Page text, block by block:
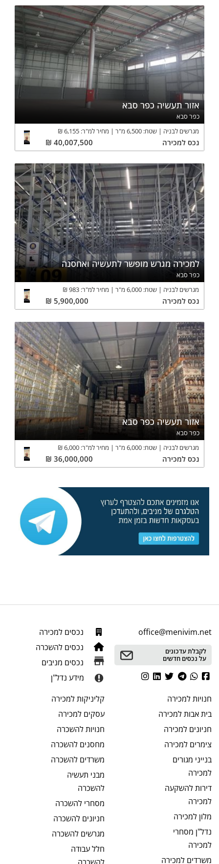
אזור תעשיה כפר סבא
כפר סבא
מגרשים לבניה
שטח: 6,500 מ"ר מחיר למ"ר: 6,155
₪
נכס למכירה 40,007,500
₪
למכירה מגרש מופשר לתעשיה ואחסנה
כפר סבא
מגרשים לבניה
שטח: 6,000 מ"ר מחיר למ"ר: 983
₪
נכס למכירה 5,900,000
₪
אזור תעשיה כפר סבא
כפר סבא
מגרשים לבניה
שטח: 6,000 מ"ר מחיר למ"ר: 6,000
₪
נכס למכירה 36,000,000
₪
office@menivim.net
לקבלת עדכונים
על נכסים חדשים
נכסים למכירה
נכסים להשכרה
נכסים מניבים
מידע נדל"ן
חנויותלמכירה
בית אבותלמכירה
חניונים למכירה
צימרים למכירה
בנייני מגורים
למכירה
דירות להשקעה
למכירה
מלון למכירה
נדל"ן מסחרי
למכירה
משרדים למכירה
קליניקותלמכירה
עסקים למכירה
חנויותלהשכרה
מחסנים להשכרה
משרדים להשכרה
מבני תעשיה
להשכרה
מסחרי להשכרה
חניונים להשכרה
מגרשים להשכרה
חלל עבודה